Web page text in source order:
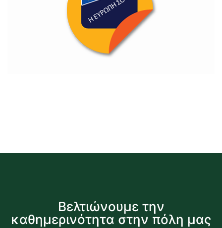
Βελτιώνουμε την
καθημερινότητα στην πόλη μας